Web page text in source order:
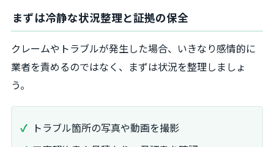
まずは冷静な状況整理と証拠の保全
クレームやトラブルが発生した場合、いきなり感情的に
業者を責めるのではなく、まずは状況を整理しましょ
う。
トラブル箇所の写真や動画を撮影